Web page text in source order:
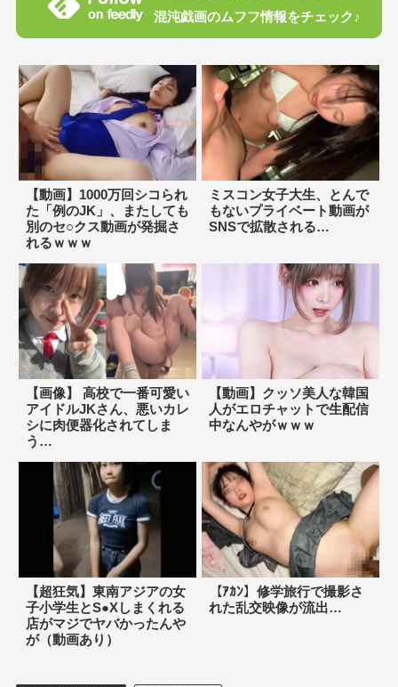
混沌戯画のムフフ情報をチェック♪
【動画】1000万回シコられ
た「例のJK」、またしても
別のセ○クス動画が発掘さ
れるｗｗｗ
ミスコン女子大生、とんで
もないプライベート動画が
SNSで拡散される…
【画像】 高校で一番可愛い
アイドルJKさん、悪いカレ
シに肉便器化されてしま
う…
【動画】クッソ美人な韓国
人がエロチャットで生配信
中なんやがｗｗｗ
【超狂気】東南アジアの女
子小学生とS●Xしまくれる
店がマジでヤバかったんや
が（動画あり）
【ｱｶﾝ】修学旅行で撮影さ
れた乱交映像が流出…